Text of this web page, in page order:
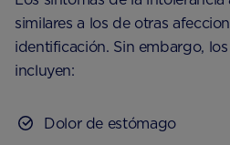
similares a los de otras
identificación. Sin embargo,
incluyen:
Dolor de estómago